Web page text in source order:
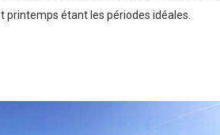
printemps étant les périodes idéales.